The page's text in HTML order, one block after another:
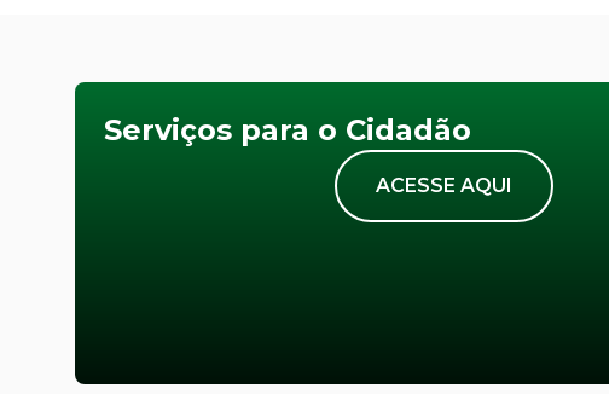
Serviços para o Cidadão
ACESSE AQUI